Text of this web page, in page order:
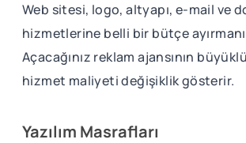
Web sitesi, logo, altyapı, e-mail ve
hizmetlerine belli bir bütçe
Açacağınız reklam ajansının
hizmet maliyeti değişiklik gösterir.
Yazılım Masrafları